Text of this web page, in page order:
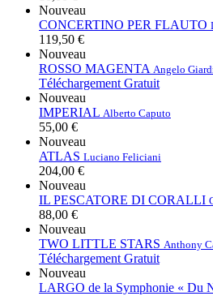
Nouveau
CONCERTINO PER FLAUTO
119,50 €
Nouveau
ROSSO MAGENTA Angelo
Téléchargement Gratuit
Nouveau
IMPERIAL Alberto Caputo
55,00 €
Nouveau
ATLAS Luciano Feliciani
204,00 €
Nouveau
IL PESCATORE DI CORALLI
88,00 €
Nouveau
TWO LITTLE STARS Anthony
Téléchargement Gratuit
Nouveau
LARGO de la Symphonie « Du